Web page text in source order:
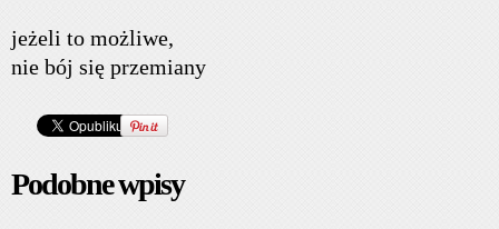
jeżeli to możliwe,
nie bój się przemiany
Podobne wpisy